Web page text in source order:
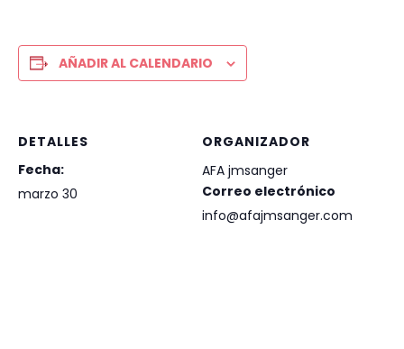
AÑADIR AL CALENDARIO
DETALLES
Fecha:
marzo 30
ORGANIZADOR
AFA jmsanger
Correo electrónico
info@afajmsanger.com